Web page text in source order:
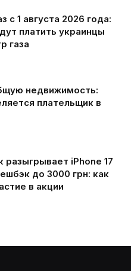
с 1 августа 2026 года:
платить украинцы
газа
недвижимость:
плательщик в
разыгрывает iPhone 17
до 3000 грн: как
в акции